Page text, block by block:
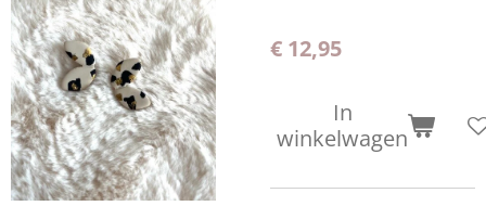
€ 12,95
In
winkelwagen